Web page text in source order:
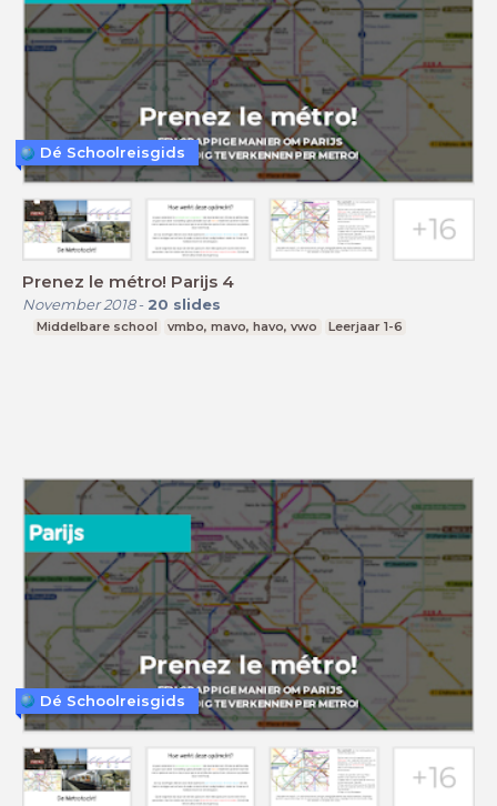
Prenez le métro! Parijs 4
November 2018- 20 slides
Middelbare school vmbo, mavo, havo, vwo Leerjaar 1-6
Dé Schoolreisgids
Dé Schoolreisgids